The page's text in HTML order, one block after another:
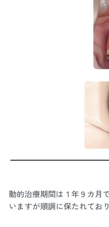
動的治療期間は１年９カ月
いますが順調に保たれてお